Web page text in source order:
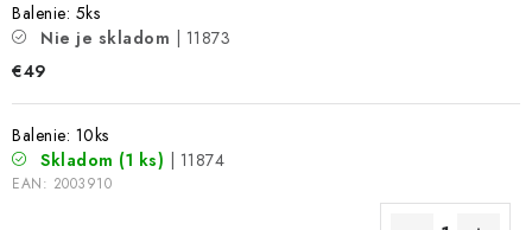
Balenie: 5ks
Nie je skladom
| 11873
€49
Balenie: 10ks
Skladom (1 ks) | 11874
EAN: 2003910